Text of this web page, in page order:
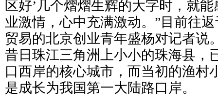
区好’几个熠熠生辉的大字时，就
业激情，心中充满激动。”目前往
贸易的北京创业青年盛杨对记者说
昔日珠江三角洲上小小的珠海县，
口西岸的核心城市，而当初的渔村
是成长为我国第一大陆路口岸。